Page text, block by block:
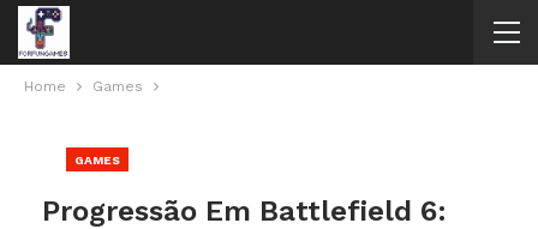
Home Games
GAMES
Progressão Em Battlefield 6: